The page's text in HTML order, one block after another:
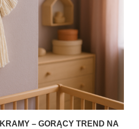
– GORĄCY TREND NA